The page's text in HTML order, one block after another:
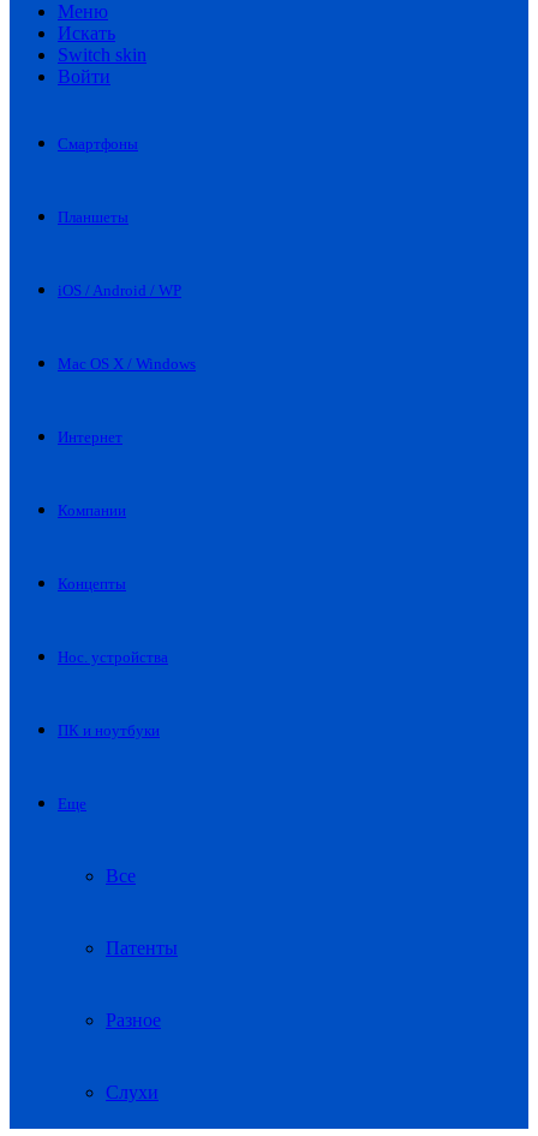
Меню
Искать
Switch skin
Войти
Смартфоны
Планшеты
iOS / Android / WP
Mac OS X / Windows
Интернет
Компании
Концепты
Нос. устройства
ПК и ноутбуки
Еще
Все
Патенты
Разное
Слухи